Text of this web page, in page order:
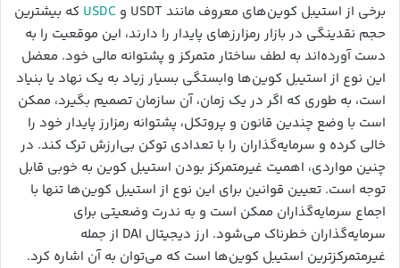
برخی از استیبل کوین‌های معروف مانند USDT و USDC که بیشترین
حجم نقدینگی در بازار رمزارزهای پایدار را دارند، این موقعیت را به
دست آورده‌اند به لطف ساختار متمرکز و پشتوانه مالی خود. معضل
این نوع از استیبل کوین‌ها وابستگی بسیار زیاد به یک نهاد یا بنیاد
است، به طوری که اگر در یک زمان، آن سازمان تصمیم بگیرد، ممکن
است با وضع چندین قانون و پروتکل، پشتوانه رمزارز پایدار خود را
خالی کرده و سرمایه‌گذاران را با تعدادی توکن بی‌ارزش ترک کند. در
چنین مواردی، اهمیت غیرمتمرکز بودن استیبل کوین به خوبی قابل
توجه است. تعیین قوانین برای این نوع از استیبل کوین‌ها تنها با
اجماع سرمایه‌گذاران ممکن است و به ندرت وضعیتی برای
سرمایه‌گذاران خطرناک می‌شود. ارز دیجیتال DAI از جمله
غیرمتمرکزترین استیبل کوین‌ها است که می‌توان به آن اشاره کرد.